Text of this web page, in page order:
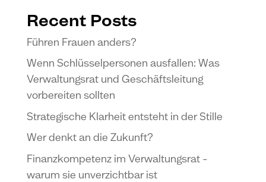
Recent Posts
Führen Frauen anders?
Wenn Schlüsselpersonen ausfallen: Was
Verwaltungsrat und Geschäftsleitung
vorbereiten sollten
Strategische Klarheit entsteht in der Stille
Wer denkt an die Zukunft?
Finanzkompetenz im Verwaltungsrat –
warum sie unverzichtbar ist